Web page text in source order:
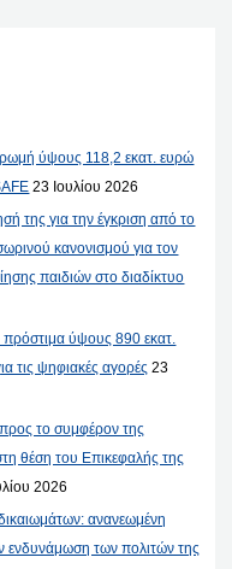
ύψους 118,2 εκατ. ευρώ
23 Ιουλίου 2026
της για την έγκριση από το
κανονισμού για τον
παιδιών στο διαδίκτυο
πρόστιμα ύψους 890 εκατ.
τις ψηφιακές αγορές 23
το συμφέρον της
θέση του Επικεφαλής της
2026
ανανεωμένη
ενδυνάμωση των πολιτών της